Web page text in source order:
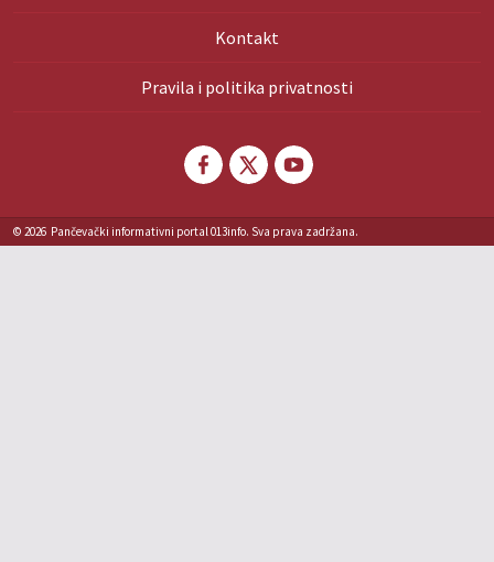
Kontakt
Pravila i politika privatnosti
© 2026 Pančevački informativni portal 013info. Sva prava zadržana.